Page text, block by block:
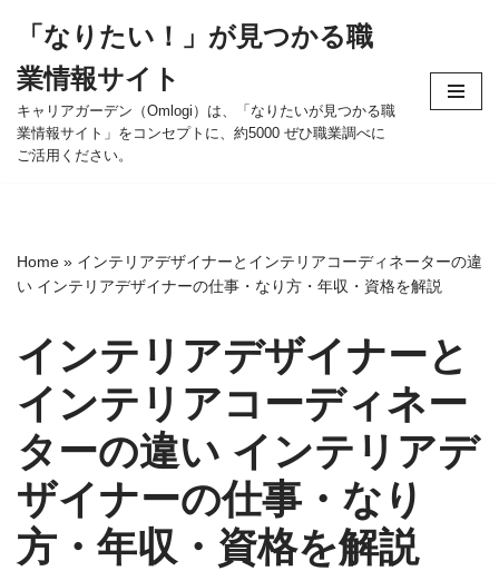
ン
テ
ン
ツ
ッ
「なりたい！」が見つかる職
業情報サイト
キャリアガーデン（Omlogi）は、「なりたいが見つかる職
業情報サイト」をコンセプトに、約5000 ぜひ職業調べに
ご活用ください。
Home » インテリアデザイナーとインテリアコーディネーターの違
い インテリアデザイナーの仕事・なり方・年収・資格を解説
インテリアデザイナーと
インテリアコーディネー
ターの違い インテリアデ
ザイナーの仕事・なり
方・年収・資格を解説